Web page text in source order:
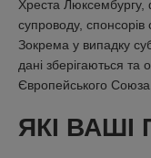
Хреста Люксембургу,
супроводу, спонсорів
Зокрема у випадку
дані зберігаються та
Європейського Союза.
ЯКІ ВАШІ